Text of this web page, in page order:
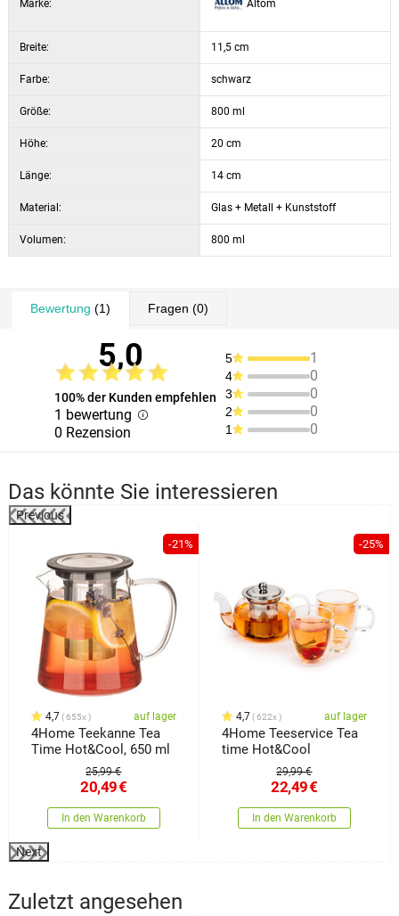
Tassen oder Gläser.
Marke: Altom
Breite: 11,5 cm
Farbe: schwarz
Größe: 800 ml
Höhe: 20 cm
Länge: 14 cm
Material: Glas + Metall + Kunststoff
Volumen: 800 ml
Bewertung (1) Fragen (0)
5,0
100% der Kunden empfehlen
1 bewertung
0 Rezension
5 1
4 0
3 0
2 0
1 0
Das könnte Sie interessieren
Previous
-21%
4,7 655x auf lager
4Home Teekanne Tea
Time Hot&Cool, 650 ml
25,99 €
20,49€
In den Warenkorb
-25%
4,7 622x auf lager
4Home Teeservice Tea
time Hot&Cool
29,99 €
22,49€
In den Warenkorb
Next
Zuletzt angesehen